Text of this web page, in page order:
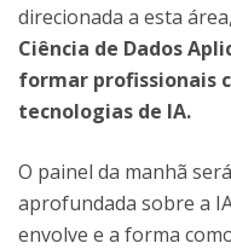
direcionada a esta
Ciência de Dados
formar profissionais
tecnologias de IA.
O painel da manhã
aprofundada sobre a
envolve e a forma